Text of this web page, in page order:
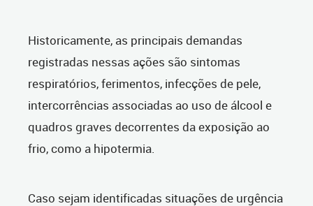
Historicamente, as principais demandas
registradas nessas ações são sintomas
respiratórios, ferimentos, infecções de pele,
intercorrências associadas ao uso de álcool e
quadros graves decorrentes da exposição ao
frio, como a hipotermia.
Caso sejam identificadas situações de urgência